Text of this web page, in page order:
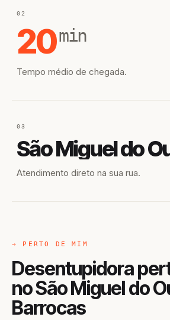
02
20min
Tempo médio de chegada.
03
São Miguel do
Atendimento direto na sua rua.
→ PERTO DE MIM
Desentupidora
no São Miguel do
Barrocas